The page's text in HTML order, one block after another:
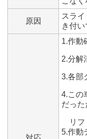
原因
スラ
き付い
1.作動
2.分解
3.各部
4.この
だった
リフ
5.作動